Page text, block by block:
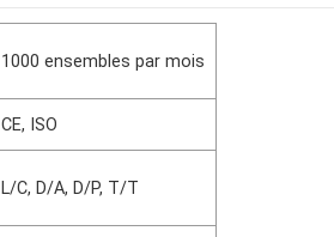
1000 ensembles par mois
CE, ISO
L/C, D/A, D/P, T/T